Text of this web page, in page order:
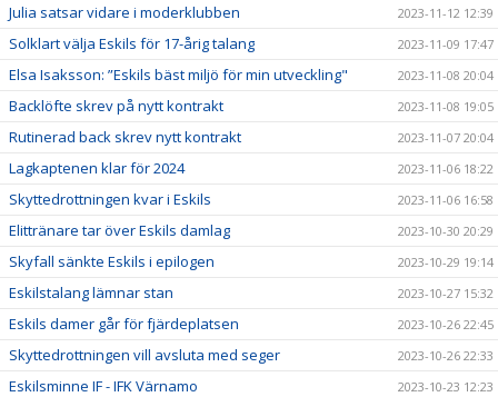
Julia satsar vidare i moderklubben 2023-11-12 12:39
Solklart välja Eskils för 17-årig talang 2023-11-09 17:47
Elsa Isaksson: ”Eskils bäst miljö för min utveckling" 2023-11-08 20:04
Backlöfte skrev på nytt kontrakt 2023-11-08 19:05
Rutinerad back skrev nytt kontrakt 2023-11-07 20:04
Lagkaptenen klar för 2024 2023-11-06 18:22
Skyttedrottningen kvar i Eskils 2023-11-06 16:58
Elittränare tar över Eskils damlag 2023-10-30 20:29
Skyfall sänkte Eskils i epilogen 2023-10-29 19:14
Eskilstalang lämnar stan 2023-10-27 15:32
Eskils damer går för fjärdeplatsen 2023-10-26 22:45
Skyttedrottningen vill avsluta med seger 2023-10-26 22:33
Eskilsminne IF - IFK Värnamo 2023-10-23 12:23